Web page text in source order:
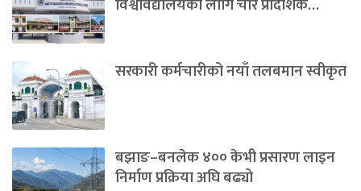
विश्वविद्यालयका लागि चार प्रादेशिक…
सरकारी कर्मचारीको नयाँ तलबमान स्वीकृत
बझाङ–बनलेक ४०० केभी प्रसारण लाइन
निर्माण प्रक्रिया अघि बढ्यो